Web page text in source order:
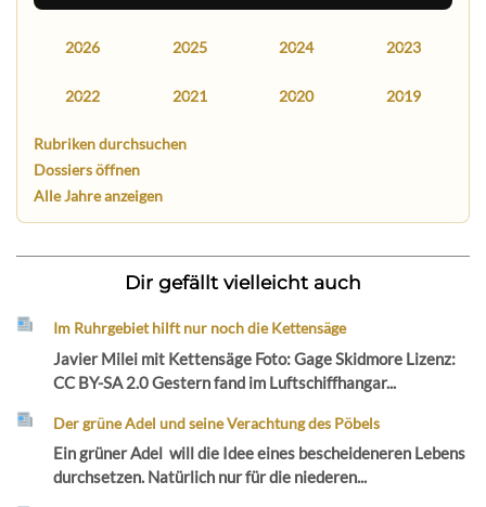
2026 2025 2024 2023
2022 2021 2020 2019
Rubriken durchsuchen
Dossiers öffnen
Alle Jahre anzeigen
Dir gefällt vielleicht auch
Im Ruhrgebiet hilft nur noch die Kettensäge
Javier Milei mit Kettensäge Foto: Gage Skidmore Lizenz:
CC BY-SA 2.0 Gestern fand im Luftschiffhangar...
Der grüne Adel und seine Verachtung des Pöbels
Ein grüner Adel will die Idee eines bescheideneren Lebens
durchsetzen. Natürlich nur für die niederen...